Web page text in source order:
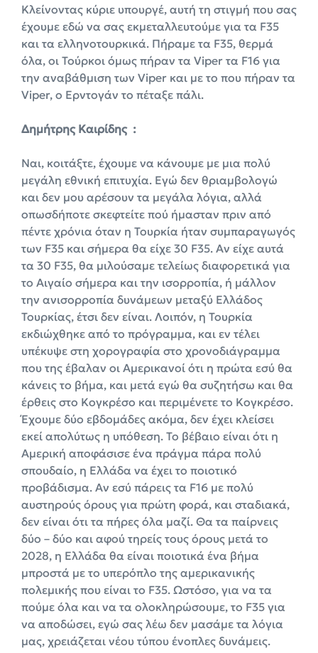
Κλείνοντας κύριε υπουργέ, αυτή τη στιγμή που σας
έχουμε εδώ να σας εκμεταλλευτούμε για τα F35
και τα ελληνοτουρκικά. Πήραμε τα F35, θερμά
όλα, οι Τούρκοι όμως πήραν τα Viper τα F16 για
την αναβάθμιση των Viper και με το που πήραν τα
Viper, ο Ερντογάν το πέταξε πάλι.
Δημήτρης Καιρίδης :
Ναι, κοιτάξτε, έχουμε να κάνουμε με μια πολύ
μεγάλη εθνική επιτυχία. Εγώ δεν θριαμβολογώ
και δεν μου αρέσουν τα μεγάλα λόγια, αλλά
οπωσδήποτε σκεφτείτε πού ήμασταν πριν από
πέντε χρόνια όταν η Τουρκία ήταν συμπαραγωγός
των F35 και σήμερα θα είχε 30 F35. Αν είχε αυτά
τα 30 F35, θα μιλούσαμε τελείως διαφορετικά για
το Αιγαίο σήμερα και την ισορροπία, ή μάλλον
την ανισορροπία δυνάμεων μεταξύ Ελλάδος
Τουρκίας, έτσι δεν είναι. Λοιπόν, η Τουρκία
εκδιώχθηκε από το πρόγραμμα, και εν τέλει
υπέκυψε στη χορογραφία στο χρονοδιάγραμμα
που της έβαλαν οι Αμερικανοί ότι η πρώτα εσύ θα
κάνεις το βήμα, και μετά εγώ θα συζητήσω και θα
έρθεις στο Κογκρέσο και περιμένετε το Κογκρέσο.
Έχουμε δύο εβδομάδες ακόμα, δεν έχει κλείσει
εκεί απολύτως η υπόθεση. Το βέβαιο είναι ότι η
Αμερική αποφάσισε ένα πράγμα πάρα πολύ
σπουδαίο, η Ελλάδα να έχει το ποιοτικό
προβάδισμα. Αν εσύ πάρεις τα F16 με πολύ
αυστηρούς όρους για πρώτη φορά, και σταδιακά,
δεν είναι ότι τα πήρες όλα μαζί. Θα τα παίρνεις
δύο – δύο και αφού τηρείς τους όρους μετά το
2028, η Ελλάδα θα είναι ποιοτικά ένα βήμα
μπροστά με το υπερόπλο της αμερικανικής
πολεμικής που είναι το F35. Ωστόσο, για να τα
πούμε όλα και να τα ολοκληρώσουμε, το F35 για
να αποδώσει, εγώ σας λέω δεν μασάμε τα λόγια
μας, χρειάζεται νέου τύπου ένοπλες δυνάμεις.